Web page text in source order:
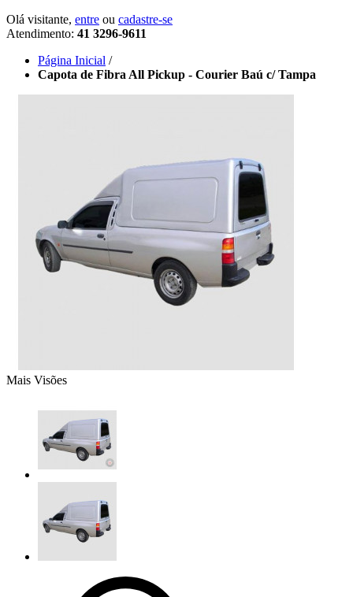
Olá visitante, entre ou cadastre-se
Atendimento: 41 3296-9611
Página Inicial /
Capota de Fibra All Pickup - Courier Baú c/ Tampa
Mais Visões